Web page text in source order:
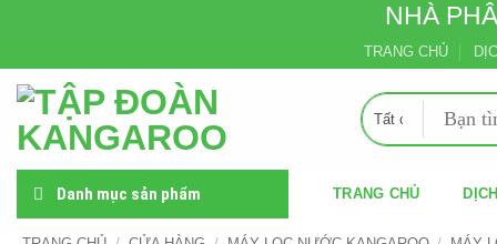
NHÀ
TRANG CHỦ
kiếm:
Danh mục sản phẩm TRANG CHỦ